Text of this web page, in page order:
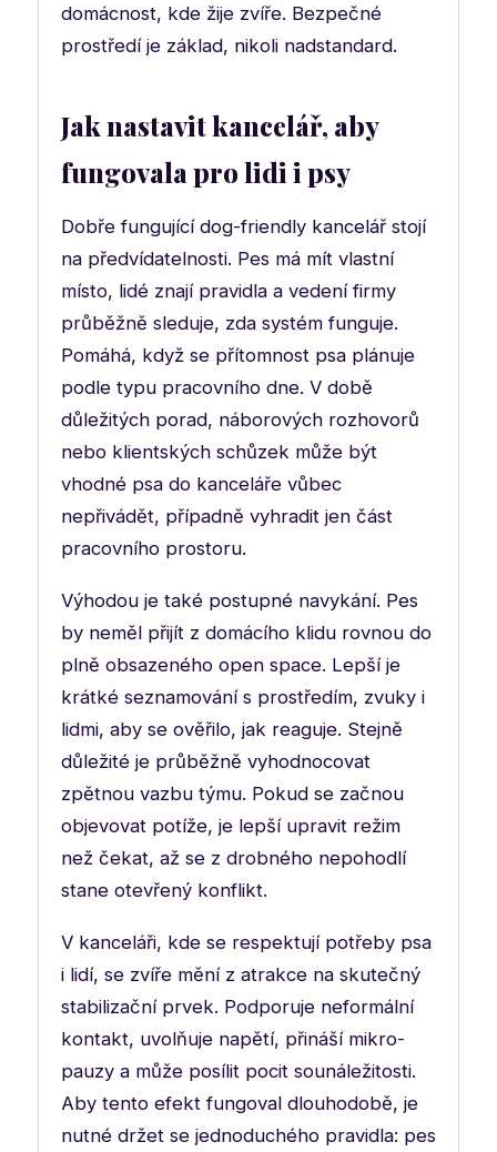
domácnost, kde žije zvíře. Bezpečné
prostředí je základ, nikoli nadstandard.
Jak nastavit kancelář, aby
fungovala pro lidi i psy
Dobře fungující dog-friendly kancelář stojí
na předvídatelnosti. Pes má mít vlastní
místo, lidé znají pravidla a vedení firmy
průběžně sleduje, zda systém funguje.
Pomáhá, když se přítomnost psa plánuje
podle typu pracovního dne. V době
důležitých porad, náborových rozhovorů
nebo klientských schůzek může být
vhodné psa do kanceláře vůbec
nepřivádět, případně vyhradit jen část
pracovního prostoru.
Výhodou je také postupné navykání. Pes
by neměl přijít z domácího klidu rovnou do
plně obsazeného open space. Lepší je
krátké seznamování s prostředím, zvuky i
lidmi, aby se ověřilo, jak reaguje. Stejně
důležité je průběžně vyhodnocovat
zpětnou vazbu týmu. Pokud se začnou
objevovat potíže, je lepší upravit režim
než čekat, až se z drobného nepohodlí
stane otevřený konflikt.
V kanceláři, kde se respektují potřeby psa
i lidí, se zvíře mění z atrakce na skutečný
stabilizační prvek. Podporuje neformální
kontakt, uvolňuje napětí, přináší mikro-
pauzy a může posílit pocit sounáležitosti.
Aby tento efekt fungoval dlouhodobě, je
nutné držet se jednoduchého pravidla: pes